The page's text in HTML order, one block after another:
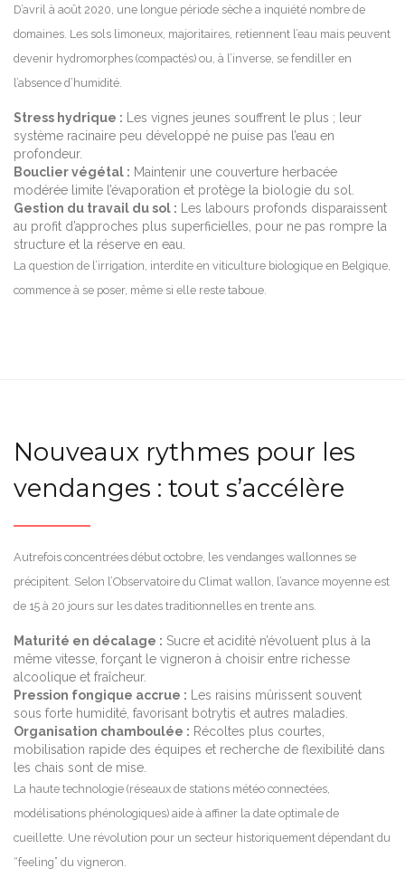
D’avril à août 2020, une longue période sèche a inquiété nombre de
domaines. Les sols limoneux, majoritaires, retiennent l’eau mais peuvent
devenir hydromorphes (compactés) ou, à l’inverse, se fendiller en
l’absence d’humidité.
Stress hydrique : Les vignes jeunes souffrent le plus ; leur
système racinaire peu développé ne puise pas l’eau en
profondeur.
Bouclier végétal : Maintenir une couverture herbacée
modérée limite l’évaporation et protège la biologie du sol.
Gestion du travail du sol : Les labours profonds disparaissent
au profit d’approches plus superficielles, pour ne pas rompre la
structure et la réserve en eau.
La question de l’irrigation, interdite en viticulture biologique en Belgique,
commence à se poser, même si elle reste taboue.
Nouveaux rythmes pour les
vendanges : tout s’accélère
Autrefois concentrées début octobre, les vendanges wallonnes se
précipitent. Selon l’Observatoire du Climat wallon, l’avance moyenne est
de 15 à 20 jours sur les dates traditionnelles en trente ans.
Maturité en décalage : Sucre et acidité n’évoluent plus à la
même vitesse, forçant le vigneron à choisir entre richesse
alcoolique et fraîcheur.
Pression fongique accrue : Les raisins mûrissent souvent
sous forte humidité, favorisant botrytis et autres maladies.
Organisation chamboulée : Récoltes plus courtes,
mobilisation rapide des équipes et recherche de flexibilité dans
les chais sont de mise.
La haute technologie (réseaux de stations météo connectées,
modélisations phénologiques) aide à affiner la date optimale de
cueillette. Une révolution pour un secteur historiquement dépendant du
“feeling” du vigneron.